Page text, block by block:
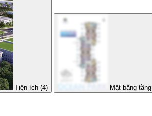
Tiện ích (4) Mặt bằng tầng